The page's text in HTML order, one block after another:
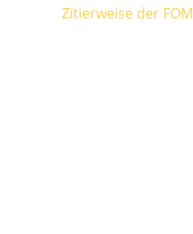
Zitierweise der FOM